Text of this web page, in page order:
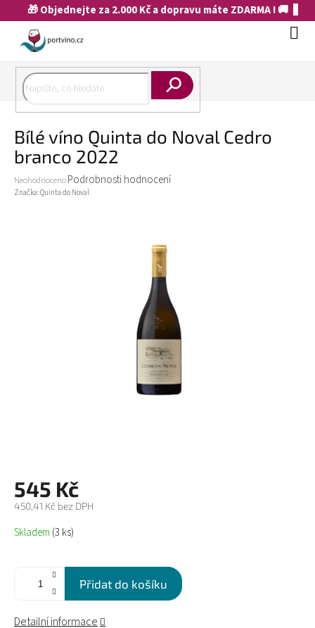
na
🎁 Objednejte za 2.000 Kč a dopravu máte ZDARMA ! 🚚
Bílé víno Quinta do Noval Cedro
branco 2022
Průměrné
hodnocení
NeohodnocenoPodrobnosti hodnocení
Značka:Quinta do Noval
545 Kč
450,41 Kč bez DPH
Měrná
cena:
Skladem (3 ks)
Přidat do košíku
Detailní informace